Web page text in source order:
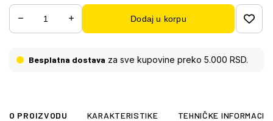
kancelarije ili kao dekorativno akcentno
osvetljenje. Kombinuje moderan dizajn sa
praktičnom funkcionalnošću i stvara prijatnu
uživajte u harmoničnoj igri svetlosti i oblika koja
Dodaj u korpu
Besplatna dostava za sve kupovine preko 5.000 RSD.
O PROIZVODU KARAKTERISTIKE TEHNIČKE